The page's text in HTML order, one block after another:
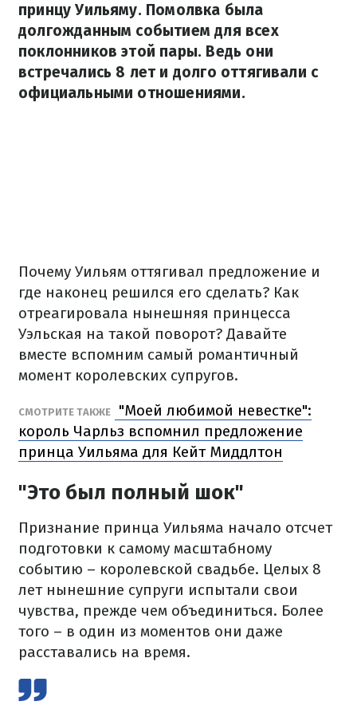
принцу Уильяму. Помолвка была
долгожданным событием для всех
поклонников этой пары. Ведь они
встречались 8 лет и долго оттягивали с
официальными отношениями.
Почему Уильям оттягивал предложение и
где наконец решился его сделать? Как
отреагировала нынешняя принцесса
Уэльская на такой поворот? Давайте
вместе вспомним самый романтичный
момент королевских супругов.
СМОТРИТЕ ТАКЖЕ
"Моей любимой невестке":
король Чарльз вспомнил предложение
принца Уильяма для Кейт Миддлтон
"Это был полный шок"
Признание принца Уильяма начало отсчет
подготовки к самому масштабному
событию – королевской свадьбе. Целых 8
лет нынешние супруги испытали свои
чувства, прежде чем объединиться. Более
того – в один из моментов они даже
расставались на время.